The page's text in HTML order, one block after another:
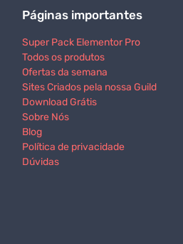
Páginas importantes
Super Pack Elementor Pro
Todos os produtos
Ofertas da semana
Sites Criados pela nossa Guild
Download Grátis
Sobre Nós
Blog
Política de privacidade
Dúvidas